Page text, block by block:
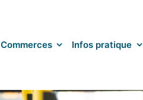
Commerces Infos pratique